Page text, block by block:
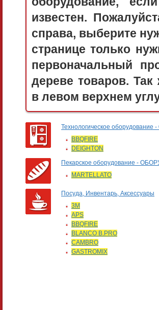
известен.
справа, выберите
странице только
первоначальный
дереве товаров.
в левом верхнем
Технологическое
BBQFIRE
DEIGHTON
Пекарское оборудование -
MARTELLATO
Посуда, Инвентарь, Аксессуары
3M
APS
BBQFIRE
BLANCO B.PRO
CAMBRO
GASTROMIX